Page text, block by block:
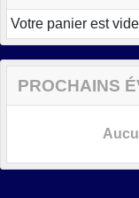
Votre panier est
PROCHAINS